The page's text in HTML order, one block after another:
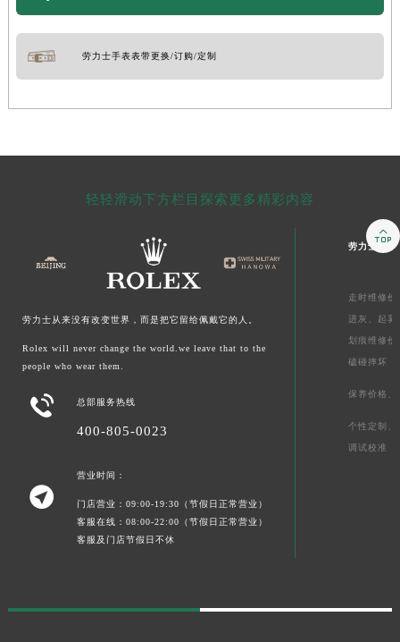
劳力士手表表带更换/订购/定制
轻轻滑动下方栏目探索更多精彩内容
劳力士从来没有改变世界，而是把它留给佩戴它的人。
Rolex will never change the world.we leave that to the
people who wear them.
 总部服务热线
400-805-0023

营业时间：
门店营业：09:00-19:30（节假日正常营业）
客服在线：08:00-22:00（节假日正常营业）
客服及门店节假日不休
劳力士售后
走时维修价
进灰、 起雾
划痕维修价
磕碰摔坏
保养价格、
个性定制、
调试校准
